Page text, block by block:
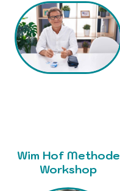
Wim Hof Methode
Workshop